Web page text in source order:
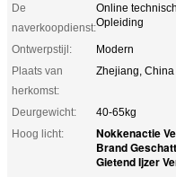
De
naverkoopdienst:
Online
Opleiding
Ontwerpstijl:
Modern
Plaats van
herkomst:
Zhejiang, China
Deurgewicht:
40-65kg
Hoog licht:
Nokkenactie
Brand
Gietend Ijzer